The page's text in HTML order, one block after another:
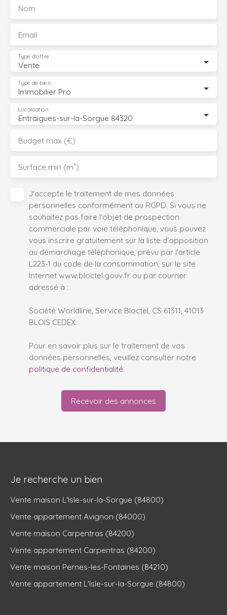
Nom
Email
Vente
Type d'offre
Immobilier Pro
Type de bien
Entraigues-sur-la-Sorgue 84320
Localisation
Budget max (€)
Surface min (m²)
J'accepte le traitement de mes données
personnelles conformément au RGPD. Si vous ne
souhaitez pas faire l'objet de prospection
commerciale par voie téléphonique, vous pouvez
vous inscrire gratuitement sur la liste d'opposition
au démarchage téléphonique, prévu par l'article
L223-1 du code de la consommation, sur le site
Internet www.bloctel.gouv.fr ou par courrier
adressé à :
Société Worldline, Service Bloctel, CS 61311, 41013
BLOIS CEDEX.
Pour en savoir plus sur le traitement de vos
données personnelles, veuillez consulter notre
politique de confidentialité.
Recevoir des annonces
Je recherche un bien
Vente maison L'Isle-sur-la-Sorgue (84800)
Vente appartement Avignon (84000)
Vente maison Carpentras (84200)
Vente appartement Carpentras (84200)
Vente maison Pernes-les-Fontaines (84210)
Vente appartement L'Isle-sur-la-Sorgue (84800)